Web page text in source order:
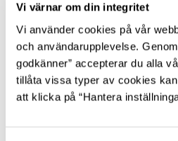
Vi värnar om din integritet
Vi använder cookies på vår
och användarupplevelse.
godkänner” accepterar du alla
tillåta vissa typer av cookies
att klicka på “Hantera
Läs även:Produkten Green
att suga upp vatten
2020-08-20|Nyheter